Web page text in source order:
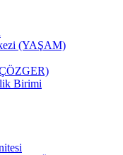
(YAŞAM)
Birimi